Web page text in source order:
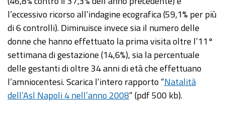
l’eccessivo ricorso all’indagine ecografica (59,1% per più
di 6 controlli). Diminuisce invece sia il numero delle
donne che hanno effettuato la prima visita oltre l’11°
settimana di gestazione (14,6%), sia la percentuale
delle gestanti di oltre 34 anni di età che effettuano
l’amniocentesi. Scarica l’intero rapporto “Natalità
dell’Asl Napoli 4 nell’anno 2008” (pdf 500 kb).